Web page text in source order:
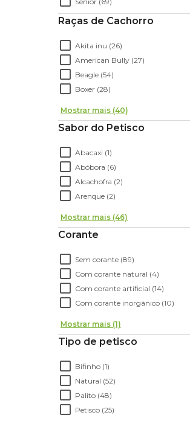
Osso palito para cachorro
Alguns tipos de palitinho
de mordedor de cachorro
cãozinho, converse com o
Via de regra, sempre que
oriente-o para que faça isso
engasgando, então fique
Raças de Cachorro
Akita inu (26)
American Bully (27)
Beagle (54)
Boxer (28)
Mostrar mais (40)
Sabor do Petisco
Abacaxi (1)
Abóbora (6)
Alcachofra (2)
Arenque (2)
Mostrar mais (46)
Corante
Sem corante (89)
Com corante natural (4)
Com corante artificial (14)
Com corante inorgânico (10)
Mostrar mais (1)
Tipo de petisco
Bifinho (1)
Natural (52)
Palito (48)
Petisco (25)